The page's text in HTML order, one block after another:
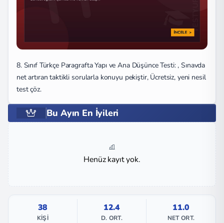
8. Sınıf Türkçe Paragrafta Yapı ve Ana Düşünce Testi: , Sınavda
net artıran taktikli sorularla konuyu pekiştir, Ücretsiz, yeni nesil
test çöz.
Bu Ayın En İyileri
Henüz kayıt yok.
38
KIŞI
12.4
D. ORT.
11.0
NET ORT.